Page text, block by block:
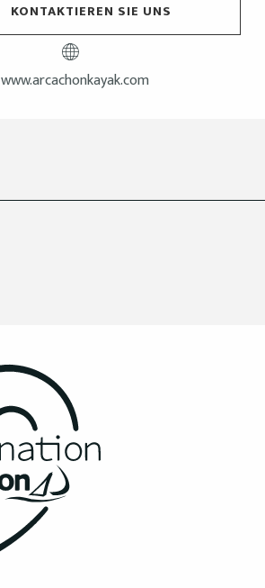
KONTAKTIEREN SIE UNS
www.arcachonkayak.com